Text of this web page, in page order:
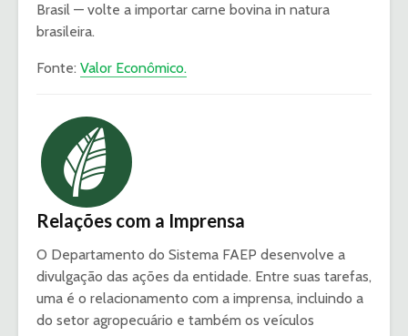
Brasil — volte a importar carne bovina in natura
brasileira.
Fonte: Valor Econômico.
Relações com a Imprensa
O Departamento do Sistema FAEP desenvolve a
divulgação das ações da entidade. Entre suas tarefas,
uma é o relacionamento com a imprensa, incluindo a
do setor agropecuário e também os veículos